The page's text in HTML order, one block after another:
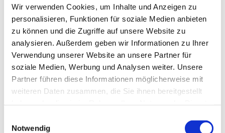
Wir verwenden Cookies, um Inhalte und Anzeigen zu
personalisieren, Funktionen für soziale Medien anbieten
zu können und die Zugriffe auf unsere Website zu
analysieren. Außerdem geben wir Informationen zu Ihrer
Verwendung unserer Website an unsere Partner für
soziale Medien, Werbung und Analysen weiter. Unsere
Partner führen diese Informationen möglicherweise mit
weiteren Daten zusammen, die Sie ihnen bereitgestellt
Notwendig